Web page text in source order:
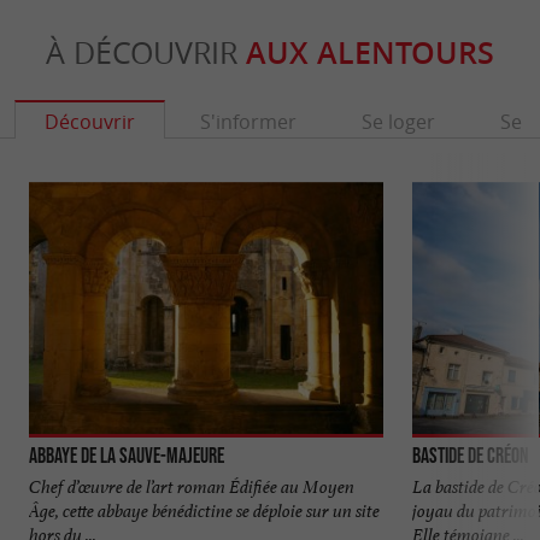
À DÉCOUVRIR AUX ALENTOURS
Découvrir S'informer Se loger Se
Abbaye de La Sauve-Majeure
Chef d’œuvre de l’art roman Édifiée au Moyen
Âge, cette abbaye bénédictine se déploie sur un site
hors du ...
Bastide de Créon
La bastide de
joyau du
Elle témoigne ...